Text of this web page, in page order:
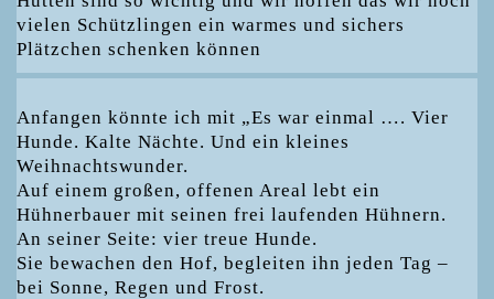
vielen Schützlingen ein warmes und sichers
Plätzchen schenken können
Anfangen könnte ich mit „Es war einmal …. Vier
Hunde. Kalte Nächte. Und ein kleines
Weihnachtswunder.
Auf einem großen, offenen Areal lebt ein
Hühnerbauer mit seinen frei laufenden Hühnern.
An seiner Seite: vier treue Hunde.
Sie bewachen den Hof, begleiten ihn jeden Tag –
bei Sonne, Regen und Frost.